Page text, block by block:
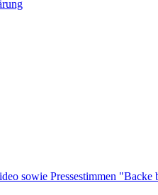
sowie Pressestimmen